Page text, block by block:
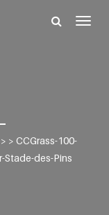
> > CCGrass-100-
des-Pins